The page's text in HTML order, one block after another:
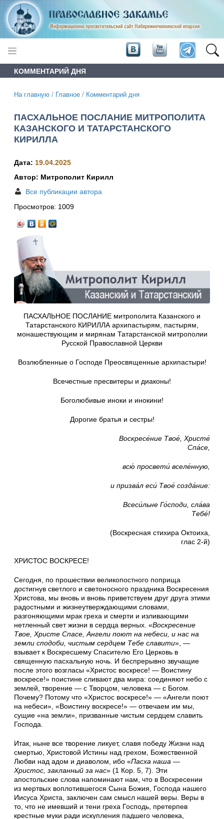
КОММЕНТАРИЙ ДНЯ
На главную / Главное / Комментарий дня
ПАСХАЛЬНОЕ ПОСЛАНИЕ МИТРОПОЛИТА
КАЗАНСКОГО И ТАТАРСТАНСКОГО
КИРИЛЛА
Дата: 19.04.2025
Автор: Митрополит Кирилл
Все публикации автора
Просмотров: 1009
ПАСХАЛЬНОЕ ПОСЛАНИЕ митрополита Казанского и
Татарстанского КИРИЛЛА архипастырям, пастырям,
монашествующим и мирянам Татарстанской митрополии
Русской Православной Церкви
Возлюбленные о Господе Преосвященные архипастыри!
Всечестные пресвитеры и диаконы!
Боголюбивые иноки и инокини!
Дорогие братья и сестры!
Воскресе́ние Твое́, Христе́
Спа́се,
всю́ просвети́ вселе́нную,
и призва́л еси́ Твое́ созда́ние:
Всеси́льне Го́споди, сла́ва
Тебе́!
(Воскресная стихира Октоиха,
глас 2-й)
ХРИСТОС ВОСКРЕСЕ!
Сегодня, по прошествии великопостного поприща
достигнув светлого и светоносного праздника Воскресения
Христова, мы вновь и вновь приветствуем друг друга этими
радостными и жизнеутверждающими словами,
разгоняющими мрак греха и смерти и изливающими
нетленный свет жизни в сердца верных. «Воскресение
Твое, Христе Спасе, Ангели поют на небеси, и нас на
земли сподоби, чистым сердцем Тебе славити», —
взывает к Воскресшему Спасителю Его Церковь в
священную пасхальную ночь. И беспрерывно звучащие
после этого возгласы «Христос воскресе! — Воистину
воскресе!» поистине сливают два мира: соединяют небо с
землей, творение — с Творцом, человека — с Богом.
Почему? Потому что «Христос воскресе!» — «Ангели поют
на небеси», «Воистину воскресе!» — отвечаем им мы,
сущие «на земли», призванные чистым сердцем славить
Господа.
Итак, ныне все творение ликует, славя победу Жизни над
смертью, Христовой Истины над грехом, Божественной
Любви над адом и диаволом, ибо «Пасха наша —
Христос, закланный за нас» (1 Кор. 5, 7). Эти
апостольские слова напоминают нам, что в Воскресении
из мертвых воплотившегося Сына Божия, Господа нашего
Иисуса Христа, заключен сам смысл нашей веры. Веры в
то, что не имевший и тени греха Господь, претерпев
крестные муки ради искупления падшего человека,